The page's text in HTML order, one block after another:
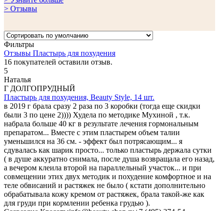
> Отзывы
Фильтры
Отзывы Пластырь для похудения
16 покупателей оставили отзыв.
5
Наталья
Г ДОЛГОПРУДНЫЙ
Пластырь для похудения, Beauty Style, 14 шт.
в 2019 г брала сразу 2 раза по 3 коробки (тогда еще скидки
были 3 по цене 2)))) Худела по методике Мухиной , т.к.
набрала больше 40 кг в результате лечения гормональным
препаратом... Вместе с этим пластырем объем талии
уменьшился на 36 см. - эффект был потрясающим... я
сдувалась как шарик просто... только пластырь держала сутки
( в душе аккуратно снимала, после душа возвращала его назад,
а вечером клеила второй на параллельный участок... и при
совмещении этих двух методик и похудение комфортное и на
теле обвисаний и растяжек не было ( кстати дополнительно
обрабатывала кожу кремом от растяжек, брала такой-же как
для груди при кормлении ребенка грудью ).